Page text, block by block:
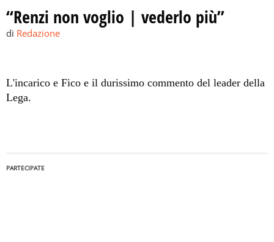
“Renzi non voglio | vederlo più”
di Redazione
L'incarico e Fico e il durissimo commento del leader della
Lega.
PARTECIPATE